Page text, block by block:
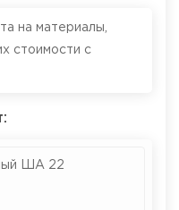
на материалы,
стоимости с
ША 22